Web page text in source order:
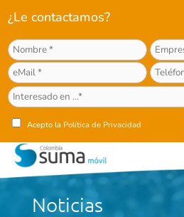
¿Le contactamos?
Acepto la Política de Privacidad
Noticias